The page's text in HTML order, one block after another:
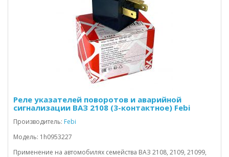
Реле указателей поворотов и аварийной
сигнализации ВАЗ 2108 (3-контактное) Febi
Производитель: Febi
Модель: 1h0953227
Применение на автомобилях семейства ВАЗ 2108, 2109, 21099,